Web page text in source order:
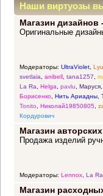
Наши виртуозы
прекрасных идей
Магазин дизайнов
Оригинальные
Модераторы: UltraViolet,
svetlaia, anibell, tana1257,
La Ra, Helga, pavlu, Маруся,
Борисенко, Нить Ариадны,
Tonito, Николай19850805,
Кордурович
Магазин
Продажа изделий
Модераторы: Lennox, La Ra
Магазин